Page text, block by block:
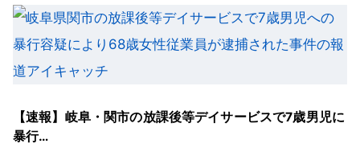
【速報】岐阜・関市の放課後等デイサービスで7歳男児に
暴行…